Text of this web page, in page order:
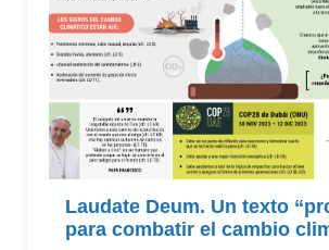
Laudate Deum. Un texto
para combatir el cambio